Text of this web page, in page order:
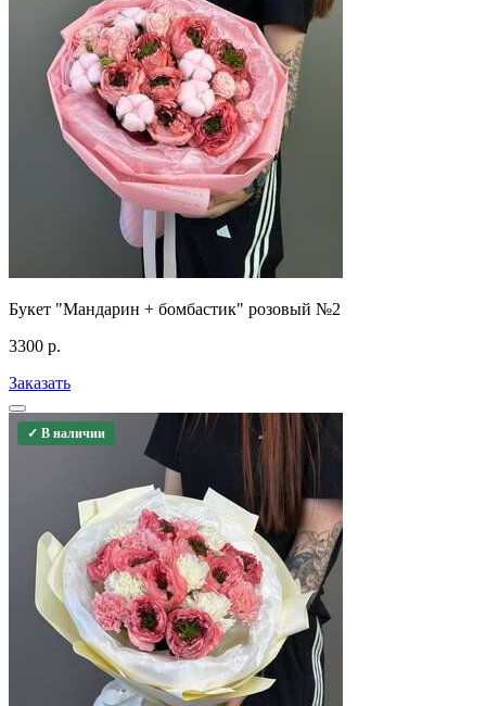
Букет "Мандарин + бомбастик" розовый №2
3300 р.
Заказать
✓ В наличии